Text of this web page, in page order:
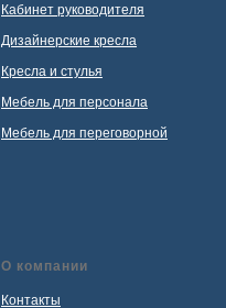
Кабинет руководителя
Дизайнерские кресла
Кресла и стулья
Мебель для персонала
Мебель для переговорной
О компании
Контакты